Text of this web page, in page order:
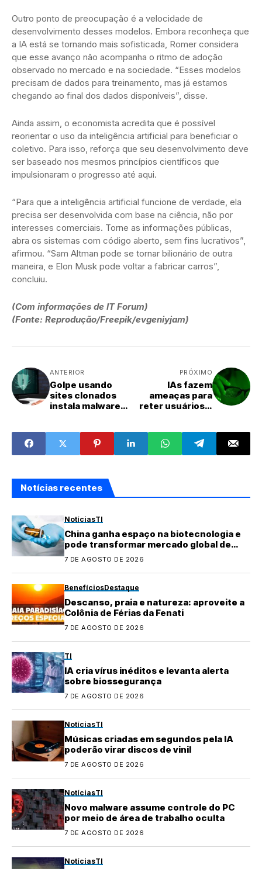
Outro ponto de preocupação é a velocidade de
desenvolvimento desses modelos. Embora reconheça que
a IA está se tornando mais sofisticada, Romer considera
que esse avanço não acompanha o ritmo de adoção
observado no mercado e na sociedade. “Esses modelos
precisam de dados para treinamento, mas já estamos
chegando ao final dos dados disponíveis”, disse.
Ainda assim, o economista acredita que é possível
reorientar o uso da inteligência artificial para beneficiar o
coletivo. Para isso, reforça que seu desenvolvimento deve
ser baseado nos mesmos princípios científicos que
impulsionaram o progresso até aqui.
“Para que a inteligência artificial funcione de verdade, ela
precisa ser desenvolvida com base na ciência, não por
interesses comerciais. Torne as informações públicas,
abra os sistemas com código aberto, sem fins lucrativos”,
afirmou. “Sam Altman pode se tornar bilionário de outra
maneira, e Elon Musk pode voltar a fabricar carros”,
concluiu.
(Com informações de IT Forum)
(Fonte: Reprodução/Freepik/evgeniyjam)
ANTERIOR
Golpe usando
sites clonados
instala malware
PRÓXIMO
IAs fazem
ameaças para
reter usuários e
Notícias recentes
NotíciasTI
China ganha espaço na biotecnologia e
pode transformar mercado global de
medicamentos
7 DE AGOSTO DE 2026
BenefíciosDestaque
Descanso, praia e natureza: aproveite a
Colônia de Férias da Fenati
7 DE AGOSTO DE 2026
TI
IA cria vírus inéditos e levanta alerta
sobre biossegurança
7 DE AGOSTO DE 2026
NotíciasTI
Músicas criadas em segundos pela IA
poderão virar discos de vinil
7 DE AGOSTO DE 2026
NotíciasTI
Novo malware assume controle do PC
por meio de área de trabalho oculta
7 DE AGOSTO DE 2026
NotíciasTI